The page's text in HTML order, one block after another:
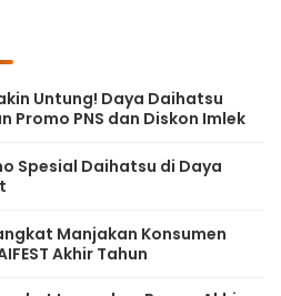
Untung! Daya Daihatsu
Promo PNS dan Diskon Imlek
Spesial Daihatsu di Daya
Manjakan Konsumen
Akhir Tahun